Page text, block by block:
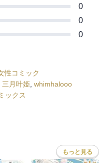
0
0
0
性コミック
三月叶姫 whimhalooo
ックス
もっと見る